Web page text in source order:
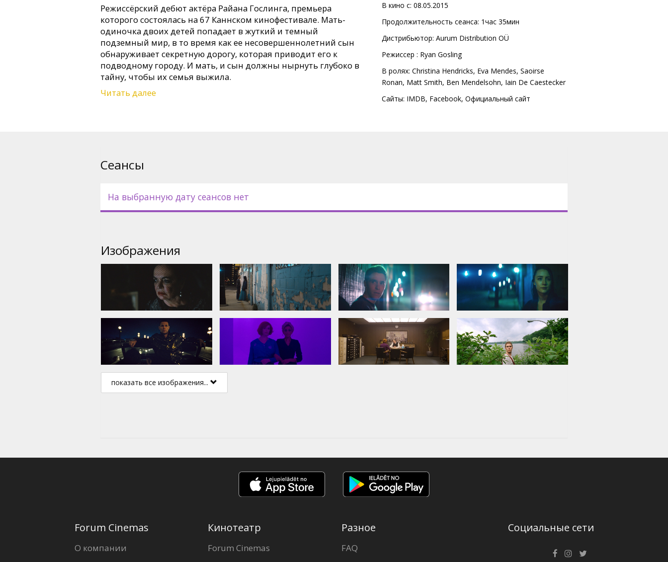
Режиссёрский дебют актёра Райана Гослинга, премьера
которого состоялась на 67 Каннском кинофестивале. Мать-
одиночка двоих детей попадает в жуткий и темный
подземный мир, в то время как ее несовершеннолетний сын
обнаруживает секретную дорогу, которая приводит его к
подводному городу. И мать, и сын должны нырнуть глубоко в
тайну, чтобы их семья выжила.
Фильм на английском языке с субтитрами на латышском и
Читать далее
В кино с: 08.05.2015
Продолжительность сеанса: 1час 35мин
Дистрибьютор: Aurum Distribution OÜ
Pежиссер : Ryan Gosling
В ролях: Christina Hendricks, Eva Mendes, Saoirse
Ronan, Matt Smith, Ben Mendelsohn, Iain De Caestecker
Сайты: IMDB, Facebook, Официальный сайт
Сеансы
На выбранную дату сеансов нет
Изображения
показать все изображения...
Forum Cinemas
О компании
Кинотеатр
Forum Cinemas
Разное
FAQ
Социальные сети